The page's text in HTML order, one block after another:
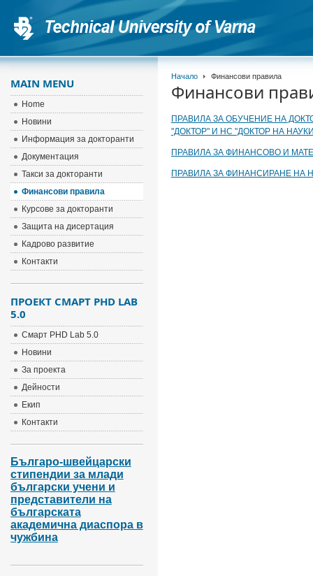
Начало Финансови правила
Финансови
ПРАВИЛА ЗА ОБУЧЕНИЕ НА
"ДОКТОР" И НС "ДОКТОР НА
ПРАВИЛА ЗА ФИНАНСОВО И
ПРАВИЛА ЗА ФИНАНСИРАНЕ НА
MAIN MENU
Home
Новини
Информация за докторанти
Документация
Такси за докторанти
Финансови правила
Курсове за докторанти
Защита на дисертация
Кадрово развитие
Контакти
ПРОЕКТ СМАРТ PHD LAB
5.0
Смарт PHD Lab 5.0
Новини
За проекта
Дейности
Екип
Контакти
Българо-швейцарски
стипендии за млади
български учени и
представители на
българската
академична диаспора в
чужбина